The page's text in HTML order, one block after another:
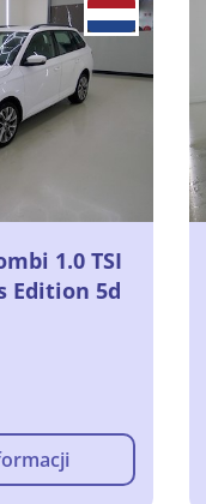
1.0 TSI
Edition 5d